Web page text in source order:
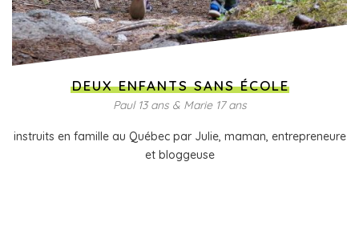
DEUX ENFANTS SANS ÉCOLE
Paul 13 ans & Marie 17 ans
instruits en famille au Québec par Julie, maman, entrepreneure
et bloggeuse